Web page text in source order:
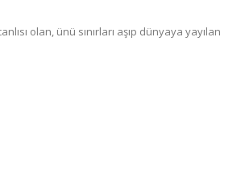
olan, ünü sınırları aşıp dünyaya yayılan